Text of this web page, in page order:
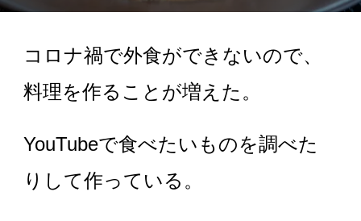
コロナ禍で外食ができないので、
料理を作ることが増えた。
YouTubeで食べたいものを調べた
りして作っている。